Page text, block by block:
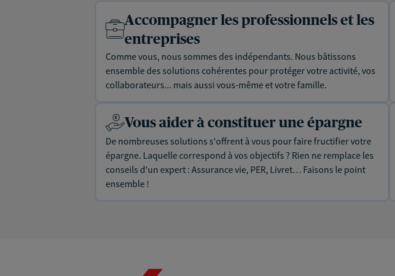
Accompagner les professionnels et les
entreprises
Comme vous, nous sommes des indépendants. Nous bâtissons
ensemble des solutions cohérentes pour protéger votre activité, vos
collaborateurs... mais aussi vous-même et votre famille.
Vous aider à constituer une épargne
De nombreuses solutions s'offrent à vous pour faire fructifier votre
épargne. Laquelle correspond à vos objectifs ? Rien ne remplace les
conseils d'un expert : Assurance vie, PER, Livret… Faisons le point
ensemble !